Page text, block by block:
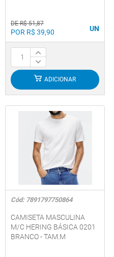
DE R$ 51,87
POR R$ 39,90 UN
ADICIONAR
Cód: 7891797750864
CAMISETA MASCULINA
M/C HERING BÁSICA 0201
BRANCO - TAM.M